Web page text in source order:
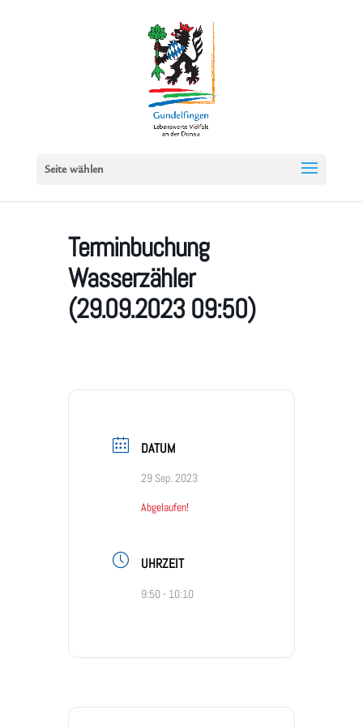
Seite wählen
Terminbuchung
Wasserzähler
(29.09.2023 09:50)
DATUM
29 Sep. 2023
Abgelaufen!
UHRZEIT
9:50 - 10:10